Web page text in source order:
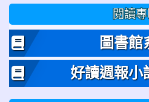
閱讀
圖書館
好讀週報小